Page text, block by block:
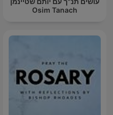
Osim Tanach